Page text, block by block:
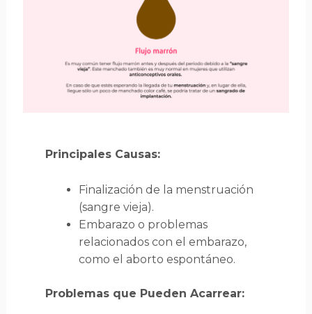
Principales Causas:
Finalización de la menstruación
(sangre vieja).
Embarazo o problemas
relacionados con el embarazo,
como el aborto espontáneo.
Problemas que Pueden Acarrear: